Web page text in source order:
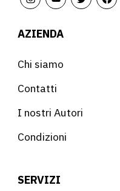
AZIENDA
Chi siamo
Contatti
I nostri Autori
Condizioni
SERVIZI